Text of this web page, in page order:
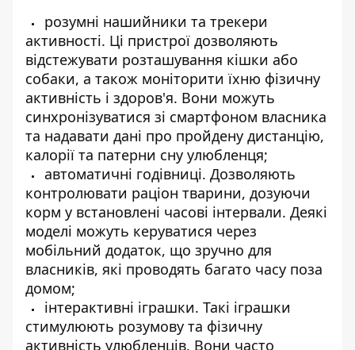
розумні нашийники та трекери
активності. Ці пристрої дозволяють
відстежувати розташування кішки або
собаки, а також моніторити їхню фізичну
активність і здоров'я. Вони можуть
синхронізуватися зі смартфоном власника
та надавати дані про пройдену дистанцію,
калорії та патерни сну улюбленця;
автоматичні годівниці. Дозволяють
контролювати раціон тварини, дозуючи
корм у встановлені часові інтервали. Деякі
моделі можуть керуватися через
мобільний додаток, що зручно для
власників, які проводять багато часу поза
домом;
інтерактивні іграшки. Такі іграшки
стимулюють розумову та фізичну
активність улюбленців. Вони часто